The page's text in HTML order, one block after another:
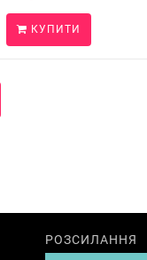
КУПИТИ
РОЗСИЛАННЯ